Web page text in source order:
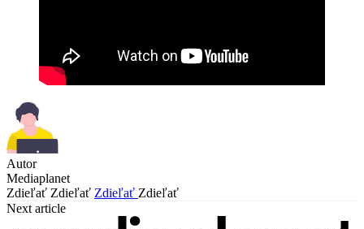
Autor
Mediaplanet
Zdieľať Zdieľať Zdieľať Zdieľať
Next article